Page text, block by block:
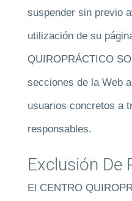
suspender sin previo
utilización de su
QUIROPRÁCTICO
secciones de la Web
usuarios concretos a
responsables.
Exclusión De
El CENTRO